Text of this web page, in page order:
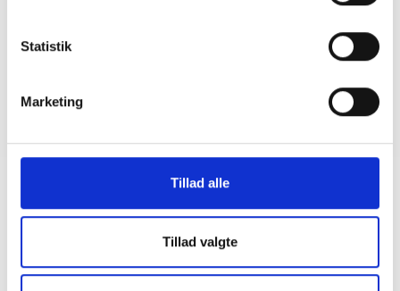
Statistik
Marketing
Tillad alle
Tillad valgte
Beredskab – i en ny risikotid